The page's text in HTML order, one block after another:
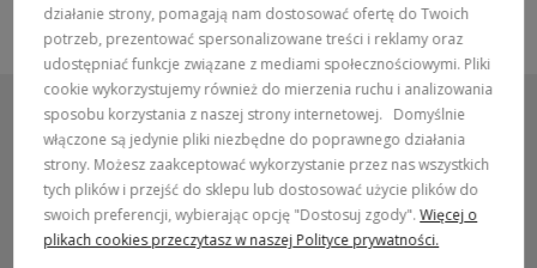
POMOC / ZAMÓWIENIA
MARKI
działanie strony, pomagają nam dostosować ofertę do Twoich
potrzeb, prezentować spersonalizowane treści i reklamy oraz
udostępniać funkcje związane z mediami społecznościowymi. Pliki
cookie wykorzystujemy również do mierzenia ruchu i analizowania
sposobu korzystania z naszej strony internetowej. Domyślnie
włączone są jedynie pliki niezbędne do poprawnego działania
strony. Możesz zaakceptować wykorzystanie przez nas wszystkich
tych plików i przejść do sklepu lub dostosować użycie plików do
swoich preferencji, wybierając opcję "Dostosuj zgody".Więcej o
plikach cookies przeczytasz w naszej Polityce prywatności.